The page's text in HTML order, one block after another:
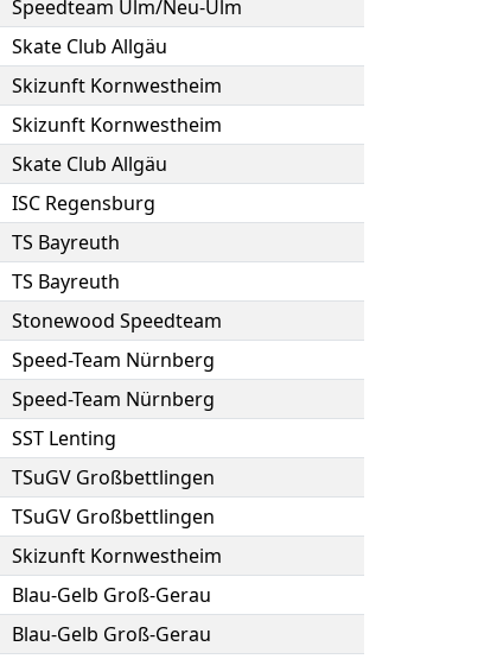
Speedteam Ulm/Neu-Ulm
Skate Club Allgäu
Skizunft Kornwestheim
Skizunft Kornwestheim
Skate Club Allgäu
ISC Regensburg
TS Bayreuth
TS Bayreuth
Stonewood Speedteam
Speed-Team Nürnberg
Speed-Team Nürnberg
SST Lenting
TSuGV Großbettlingen
TSuGV Großbettlingen
Skizunft Kornwestheim
Blau-Gelb Groß-Gerau
Blau-Gelb Groß-Gerau